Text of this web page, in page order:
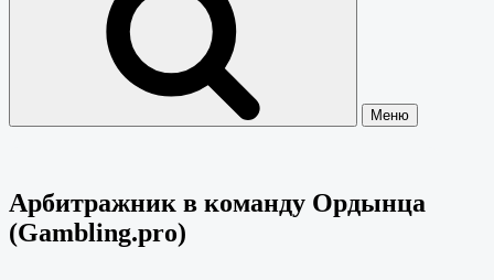
Меню
Арбитражник в команду Ордынца
(Gambling.pro)